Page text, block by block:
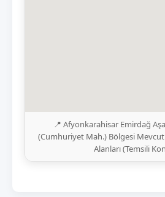
📍 Afyonkarahisar Emirdağ
(Cumhuriyet Mah.) Bölgesi
Alanları (Temsili